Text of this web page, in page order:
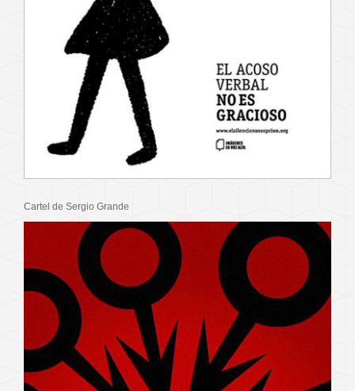
Cartel de Sergio Grande